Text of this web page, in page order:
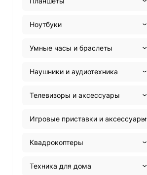
Ноутбуки
Умные часы и браслеты
Наушники и аудиотехника
Телевизоры и аксессуары
Игровые приставки и аксессуары
Квадрокоптеры
Техника для дома